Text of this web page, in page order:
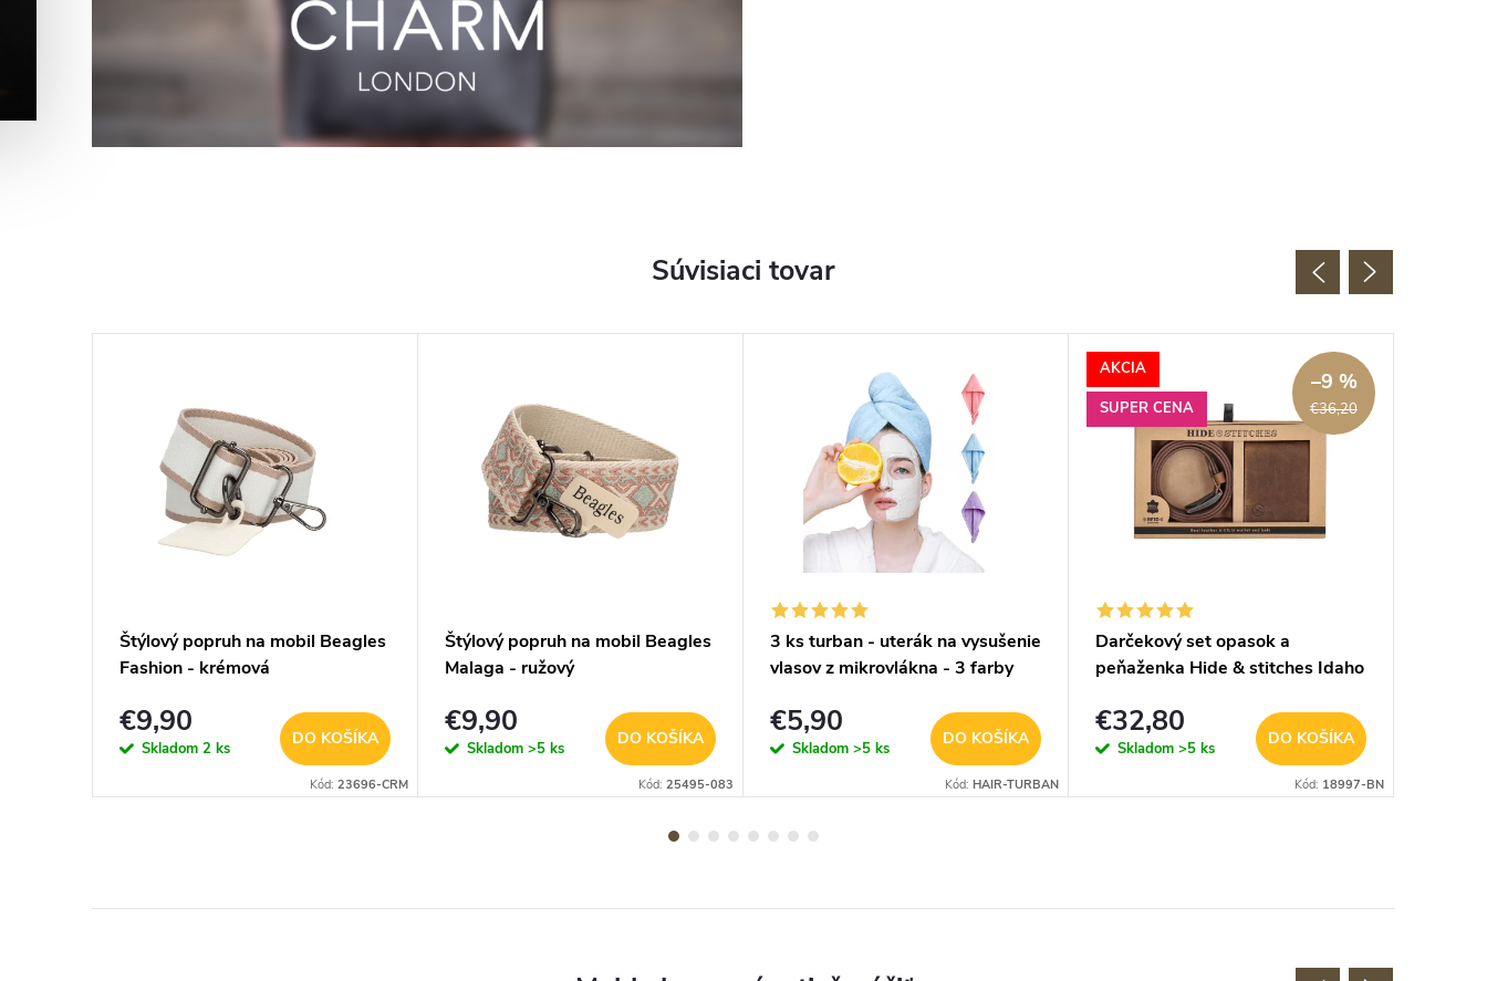
Súvisiaci tovar
Štýlový popruh na mobil Beagles
Fashion - krémová
€9,90
Skladom 2 ks
DO KOŠÍKA
Kód: 23696-CRM
Štýlový popruh na mobil Beagles
Malaga - ružový
€9,90
Skladom >5 ks
DO KOŠÍKA
Kód: 25495-083
3 ks turban - uterák na vysušenie
vlasov z mikrovlákna - 3 farby
€5,90
Skladom >5 ks
DO KOŠÍKA
Kód: HAIR-TURBAN
AKCIA
SUPER CENA
€36,20
–9 %
Darčekový set opasok a
peňaženka Hide & stitches Idaho
€32,80
Skladom >5 ks
DO KOŠÍKA
Kód: 18997-BN